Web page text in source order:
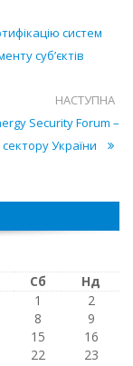
систем
суб’єктів
НАСТУПНА
Security Forum –
України
Сб Нд
1
2
8
9
15
16
22
23